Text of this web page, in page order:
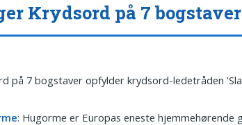
Krydsord på 7 bogstaver
på 7 bogstaver opfylder krydsord-ledetråden
: Hugorme er Europas eneste hjemmehørende